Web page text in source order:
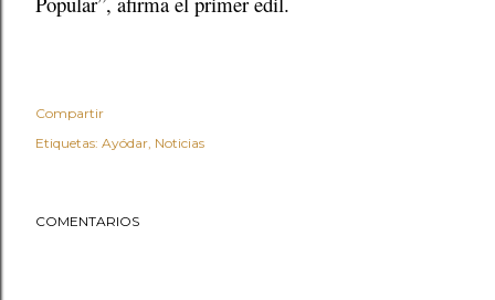
Compartir
Etiquetas: Ayódar Noticias
COMENTARIOS